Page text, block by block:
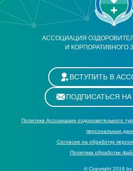
АССОЦИАЦИЯ
И КОРПОРАТИВНОГО
ВСТУПИТЬ В
ПОДПИСАТЬСЯ
Политика Ассоциации оздоровительного
персональных
Cогласие на обработку
Политика обработки
© Copyright 2016